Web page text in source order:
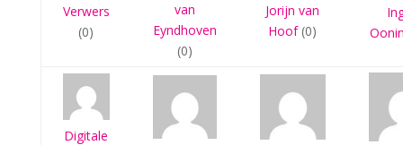
Verwers
(0)
van
Eyndhoven
(0)
Jorijn van
Hoof(0)
Digitale